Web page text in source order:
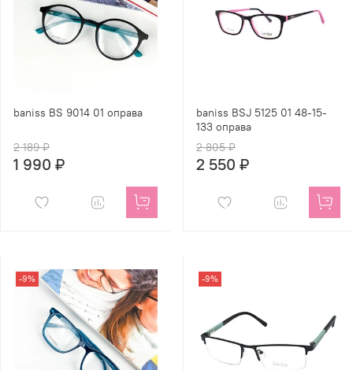
baniss BS 9014 01 оправа
2 189 ₽
1 990 ₽
baniss BSJ 5125 01 48-15-
133 оправа
2 805 ₽
2 550 ₽
-9% -9%